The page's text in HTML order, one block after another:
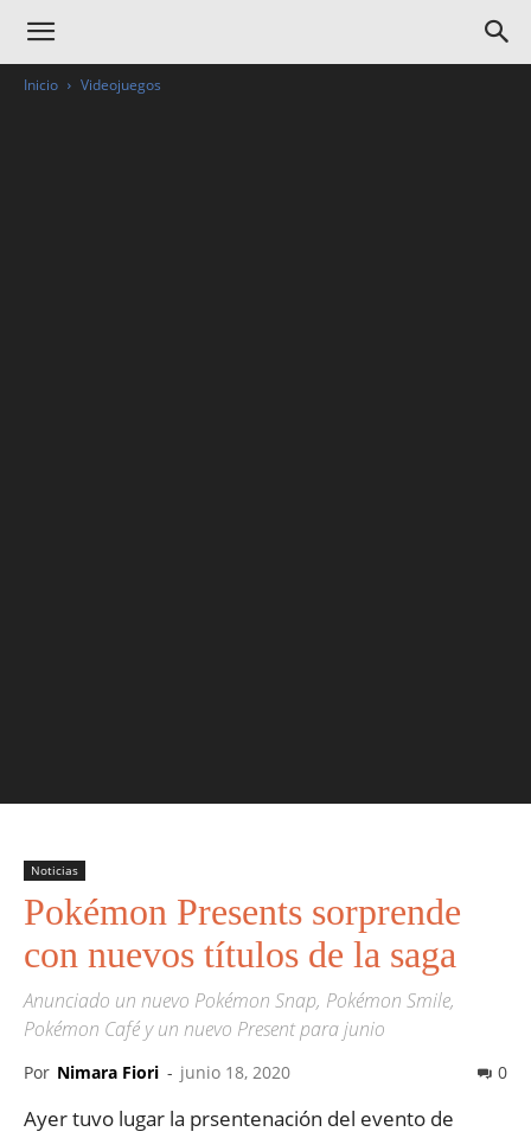
Inicio Videojuegos
Noticias
Pokémon Presents sorprende
con nuevos títulos de la saga
Anunciado un nuevo Pokémon Snap, Pokémon Smile,
Pokémon Café y un nuevo Present para junio
Por Nimara Fiori - junio 18, 2020 0
Ayer tuvo lugar la prsentenación del evento de